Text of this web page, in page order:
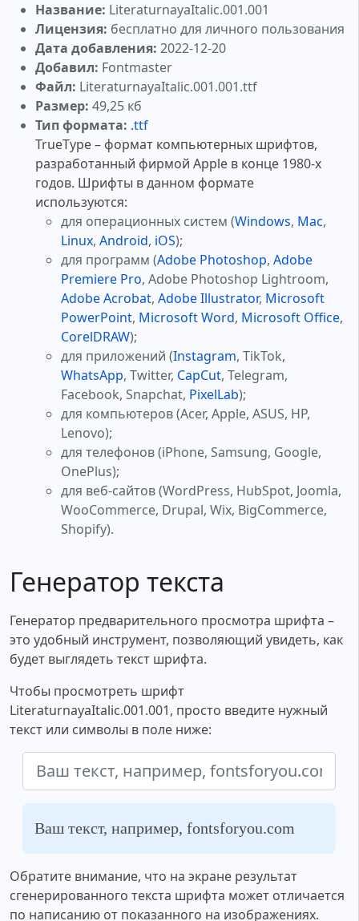
Название: LiteraturnayaItalic.001.001
Лицензия: бесплатно для личного пользования
Дата добавления: 2022-12-20
Добавил: Fontmaster
Файл: LiteraturnayaItalic.001.001.ttf
Размер: 49,25 кб
Тип формата: .ttf
TrueType – формат компьютерных шрифтов,
разработанный фирмой Apple в конце 1980-х
годов. Шрифты в данном формате
используются:
для операционных систем (Windows, Mac,
Linux, Android, iOS);
для программ (Adobe Photoshop, Adobe
Premiere Pro, Adobe Photoshop Lightroom,
Adobe Acrobat, Adobe Illustrator, Microsoft
PowerPoint, Microsoft Word, Microsoft Office,
CorelDRAW);
для приложений (Instagram, TikTok,
WhatsApp, Twitter, CapCut, Telegram,
Facebook, Snapchat, PixelLab);
для компьютеров (Acer, Apple, ASUS, HP,
Lenovo);
для телефонов (iPhone, Samsung, Google,
OnePlus);
для веб-сайтов (WordPress, HubSpot, Joomla,
WooCommerce, Drupal, Wix, BigCommerce,
Shopify).
Генератор текста
Генератор предварительного просмотра шрифта –
это удобный инструмент, позволяющий увидеть, как
будет выглядеть текст шрифта.
Чтобы просмотреть шрифт
LiteraturnayaItalic.001.001, просто введите нужный
текст или символы в поле ниже:
Ваш текст, например, fontsforyou.com
Обратите внимание, что на экране результат
сгенерированного текста шрифта может отличается
по написанию от показанного на изображениях.